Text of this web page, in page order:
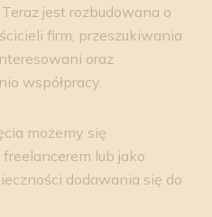
jest rozbudowana o
firm, przeszukiwania
oraz
współpracy.
możemy się
lub jako
dodawania się do